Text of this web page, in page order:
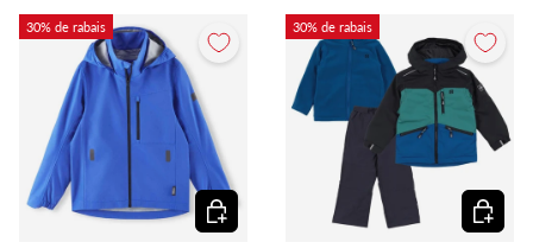
30% de rabais
Choisir les options
30% de rabais
Choisir